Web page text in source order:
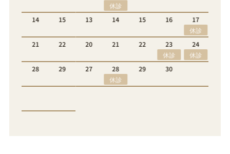
13
14 15 16
17
18 19
20 21 22
23
24
25 26
27
28
29 30